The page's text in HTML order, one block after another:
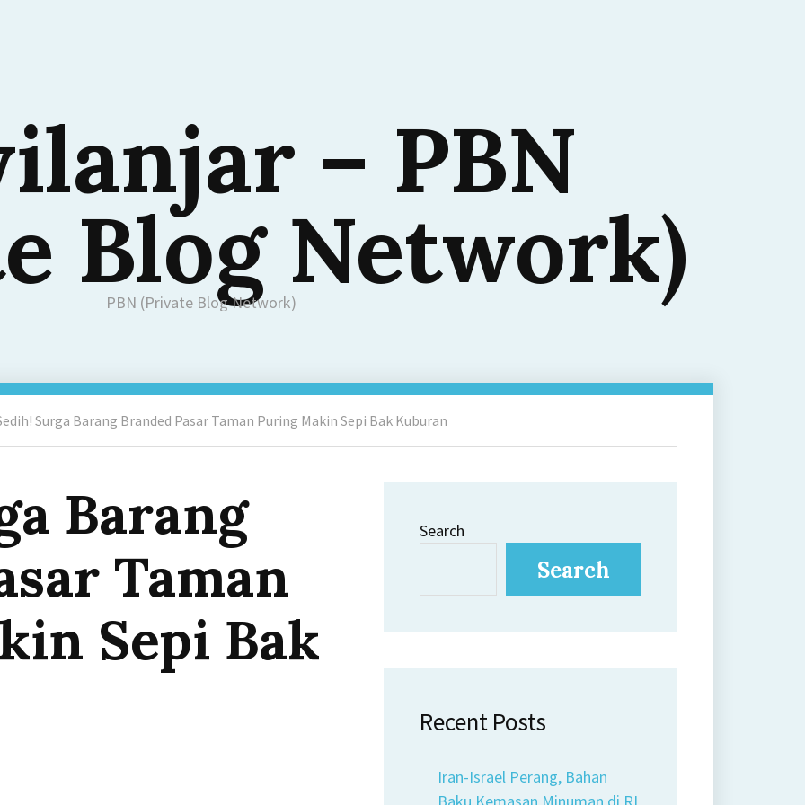
– PBN
Blog Network)
PBN (Private Blog Network)
Surga Barang Branded Pasar Taman Puring Makin Sepi Bak Kuburan
Barang
Taman
Sepi Bak
Search
Search
Recent Posts
Iran-Israel Perang, Bahan